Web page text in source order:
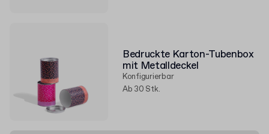
Bedruckte Karton-Tubenbox
mit Metalldeckel
Konfigurierbar
Ab 30 Stk.